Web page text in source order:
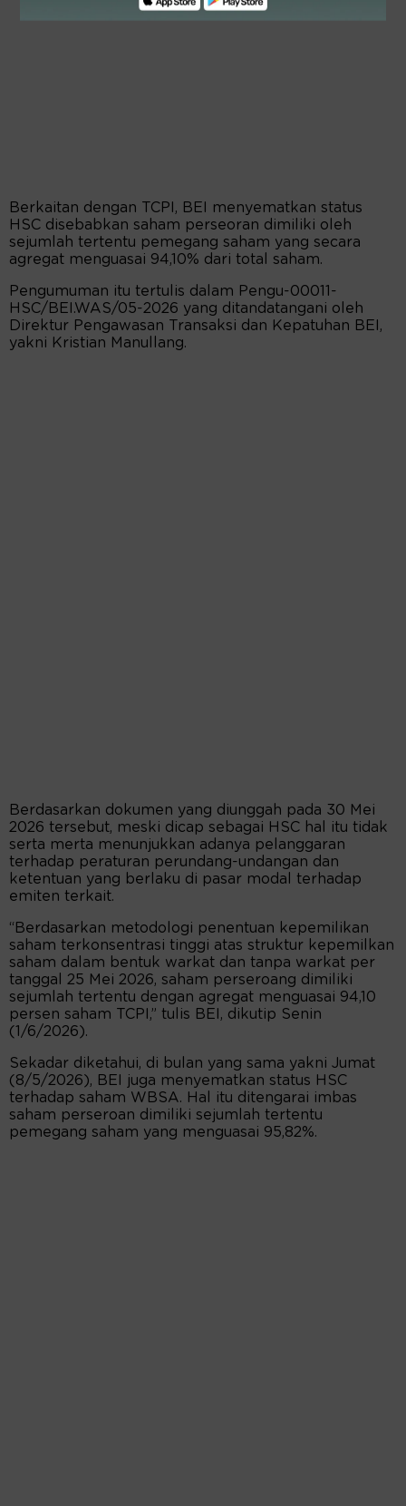
Berkaitan dengan TCPI, BEI menyematkan status
HSC disebabkan saham perseoran dimiliki oleh
sejumlah tertentu pemegang saham yang secara
agregat menguasai 94,10% dari total saham.
Pengumuman itu tertulis dalam Pengu-00011-
HSC/BEI.WAS/05-2026 yang ditandatangani oleh
Direktur Pengawasan Transaksi dan Kepatuhan BEI,
yakni Kristian Manullang.
Berdasarkan dokumen yang diunggah pada 30 Mei
2026 tersebut, meski dicap sebagai HSC hal itu tidak
serta merta menunjukkan adanya pelanggaran
terhadap peraturan perundang-undangan dan
ketentuan yang berlaku di pasar modal terhadap
emiten terkait.
“Berdasarkan metodologi penentuan kepemilikan
saham terkonsentrasi tinggi atas struktur kepemilkan
saham dalam bentuk warkat dan tanpa warkat per
tanggal 25 Mei 2026, saham perseroang dimiliki
sejumlah tertentu dengan agregat menguasai 94,10
persen saham TCPI,” tulis BEI, dikutip Senin
(1/6/2026).
Sekadar diketahui, di bulan yang sama yakni Jumat
(8/5/2026), BEI juga menyematkan status HSC
terhadap saham WBSA. Hal itu ditengarai imbas
saham perseroan dimiliki sejumlah tertentu
pemegang saham yang menguasai 95,82%.